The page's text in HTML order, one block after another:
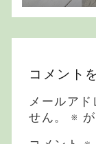
ー！？
コメント
メールアド
せん。
※